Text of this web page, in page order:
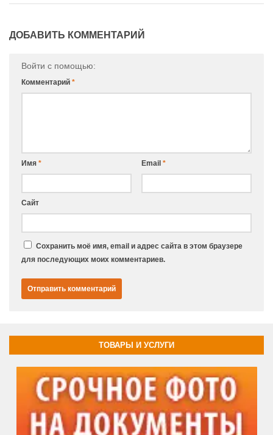
ДОБАВИТЬ КОММЕНТАРИЙ
Войти с помощью:
Комментарий *
Имя * Email *
Сайт
Сохранить моё имя, email и адрес сайта в этом браузере
для последующих моих комментариев.
ТОВАРЫ И УСЛУГИ